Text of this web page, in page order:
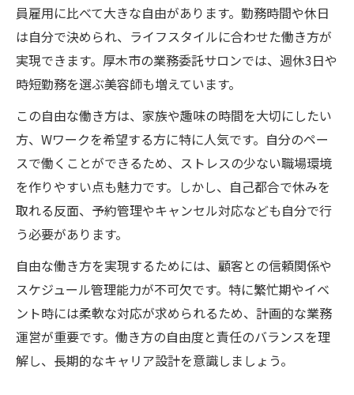
員雇用に比べて大きな自由があります。勤務時間や休日
は自分で決められ、ライフスタイルに合わせた働き方が
実現できます。厚木市の業務委託サロンでは、週休3日や
時短勤務を選ぶ美容師も増えています。
この自由な働き方は、家族や趣味の時間を大切にしたい
方、Wワークを希望する方に特に人気です。自分のペー
スで働くことができるため、ストレスの少ない職場環境
を作りやすい点も魅力です。しかし、自己都合で休みを
取れる反面、予約管理やキャンセル対応なども自分で行
う必要があります。
自由な働き方を実現するためには、顧客との信頼関係や
スケジュール管理能力が不可欠です。特に繁忙期やイベ
ント時には柔軟な対応が求められるため、計画的な業務
運営が重要です。働き方の自由度と責任のバランスを理
解し、長期的なキャリア設計を意識しましょう。